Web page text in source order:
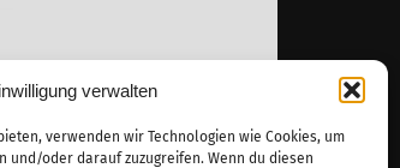
verwalten
verwenden wir Technologien wie Cookies, um
und/oder darauf zuzugreifen. Wenn du diesen